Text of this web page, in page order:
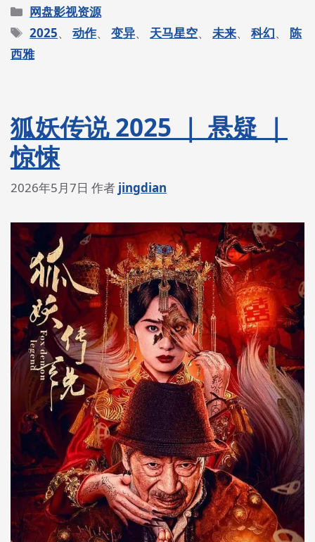
分
类
网盘影视资源
标
签
2025、动作、变异、 天马星空、未来、科幻、 陈
西雅
狐妖传说 2025 ｜ 悬疑 ｜
惊悚
2026年5月7日 作者 jingdian